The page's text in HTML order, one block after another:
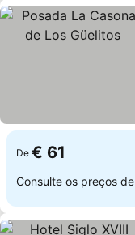
De € 61
Consulte os preços de